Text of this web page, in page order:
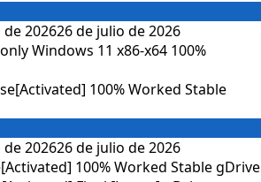
202626 de julio de 2026
Windows 11 x86-x64 100%
202626 de julio de 2026
100% Worked Stable gDrive